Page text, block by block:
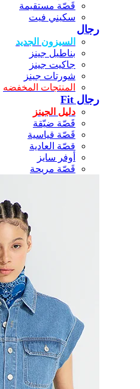
قَصّة مستقيمة
سكيني فيت
رجال
السيزون الجديد
بناطيل جينز
جاكيت جينز
شورتات جينز
المنتجات المخفضه
رجال Fit
دليل الجينز
قَصّة ضيّقة
قَصّة قياسية
قصّة العادية
أوفر سايز
قَصّة مريحة